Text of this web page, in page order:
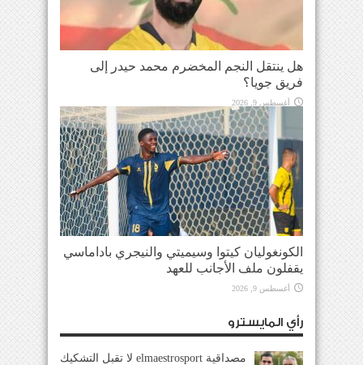
هل ينتقل النجم المخضرم محمد حيدر إلى
فريق جويا؟
أغسطس 9, 2026
الكونغوليان كيتوا وسيميتي والنيجري باداماسي
يقفلون ملف الأجانب للعهد
أغسطس 9, 2026
رأي المايسترو
مصداقية elmaestrosport لا تقبل التشكيك